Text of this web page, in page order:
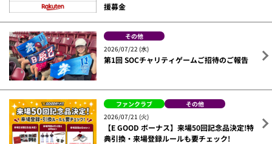
援募金
その他
2026/07/22 (水)
第1回 SOCチャリティゲームご招待のご報告
ファンクラブ
その他
2026/07/21 (火)
【E GOOD ボーナス】来場50回記念品決定!特
典引換・来場登録ルールも要チェック!